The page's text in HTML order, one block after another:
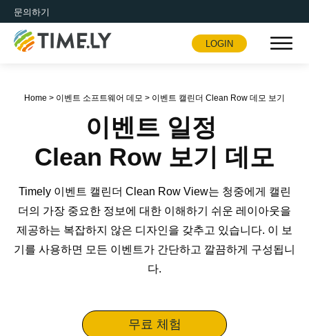
문의하기
Timely
LOGIN
Home > 이벤트 소프트웨어 데모 > 이벤트 캘린더 Clean Row 데모 보기
이벤트 일정
Clean Row 보기 데모
Timely 이벤트 캘린더 Clean Row View는 청중에게 캘린
더의 가장 중요한 정보에 대한 이해하기 쉬운 레이아웃을
제공하는 복잡하지 않은 디자인을 갖추고 있습니다. 이 보
기를 사용하면 모든 이벤트가 간단하고 깔끔하게 구성됩니
다.
무료 체험